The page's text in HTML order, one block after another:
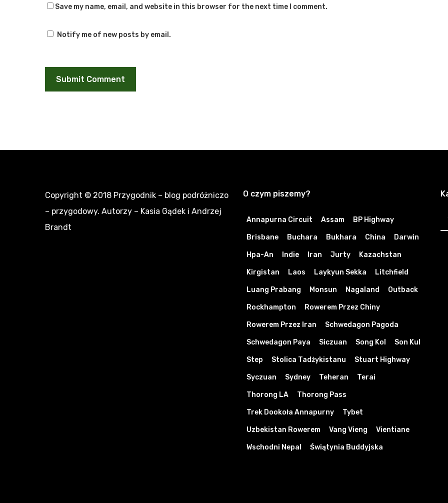
Save my name, email, and website in this browser for the next time I comment.
Notify me of new posts by email.
Copyright © 2018 Przygodnik – blog podróżniczo
– przygodowy. Autorzy – Kasia Gądek i Andrzej
Brandt
O czym piszemy?
Annapurna Circuit Assam BP Highway
Brisbane Buchara Bukhara China Darwin
Hpa-An Indie Iran Jurty Kazachstan
Kirgistan Laos Laykyun Sekka Litchfield
Luang Prabang Monsun Nagaland Outback
Rockhampton Rowerem Przez Chiny
Rowerem Przez Iran Schwedagon Pagoda
Schwedagon Paya Siczuan Song Kol Son Kul
Step Stolica Tadżykistanu Stuart Highway
Syczuan Sydney Teheran Terai
Thorong LA Thorong Pass
Trek Dookoła Annapurny Tybet
Uzbekistan Rowerem Vang Vieng Vientiane
Wschodni Nepal Świątynia Buddyjska